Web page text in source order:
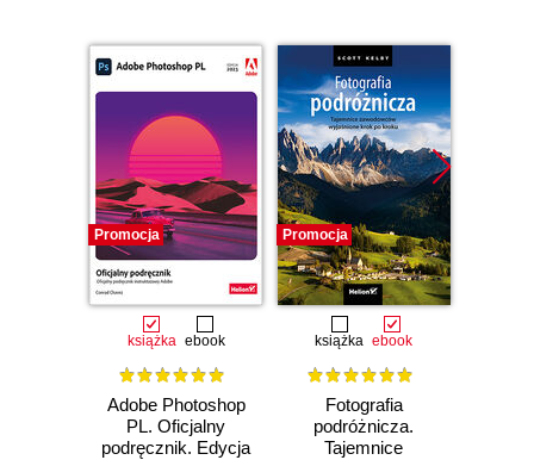
Promocja
książka ebook
Adobe Photoshop
PL. Oficjalny
podręcznik. Edycja
Promocja
książka ebook
Fotografia
podróżnicza.
Tajemnice